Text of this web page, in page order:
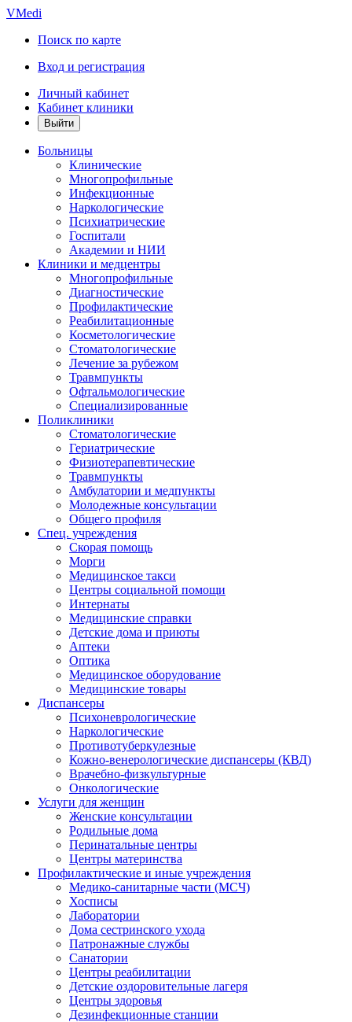
VMedi
Поиск по карте
Вход и регистрация
Личный кабинет
Кабинет клиники
Больницы
Клинические
Многопрофильные
Инфекционные
Наркологические
Психиатрические
Госпитали
Академии и НИИ
Клиники и медцентры
Многопрофильные
Диагностические
Профилактические
Реабилитационные
Косметологические
Стоматологические
Лечение за рубежом
Травмпункты
Офтальмологические
Специализированные
Поликлиники
Стоматологические
Гериатрические
Физиотерапевтические
Травмпункты
Амбулатории и медпункты
Молодежные консультации
Общего профиля
Спец. учреждения
Скорая помощь
Морги
Медицинское такси
Центры социальной помощи
Интернаты
Медицинские справки
Детские дома и приюты
Аптеки
Оптика
Медицинское оборудование
Медицинские товары
Диспансеры
Психоневрологические
Наркологические
Противотуберкулезные
Кожно-венерологические диспансеры (КВД)
Врачебно-физкультурные
Онкологические
Услуги для женщин
Женские консультации
Родильные дома
Перинатальные центры
Центры материнства
Профилактические и иные учреждения
Медико-санитарные части (МСЧ)
Хосписы
Лаборатории
Дома сестринского ухода
Патронажные службы
Санатории
Центры реабилитации
Детские оздоровительные лагеря
Центры здоровья
Дезинфекционные станции